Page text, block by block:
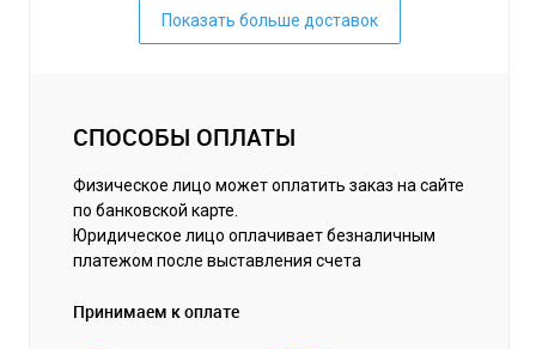
Показать больше доставок
СПОСОБЫ ОПЛАТЫ
Физическое лицо может оплатить заказ на сайте
по банковской карте.
Юридическое лицо оплачивает безналичным
платежом после выставления счета
Принимаем к оплате